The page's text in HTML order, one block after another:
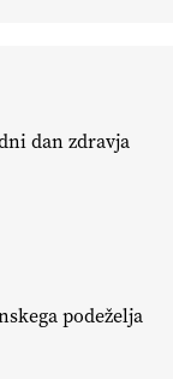
je
PR'
in
dan zdravja
podeželja